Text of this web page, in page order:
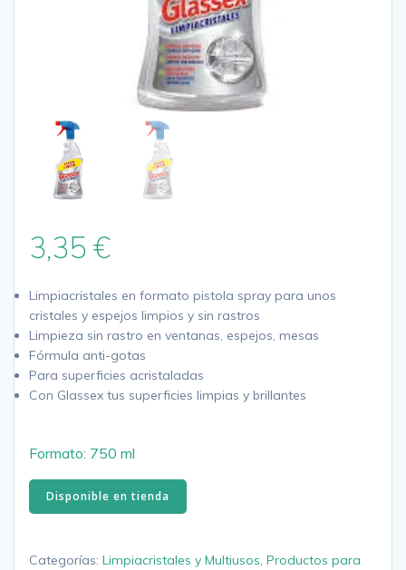
3,35 €
Limpiacristales en formato pistola spray para unos
cristales y espejos limpios y sin rastros
Limpieza sin rastro en ventanas, espejos, mesas
Fórmula anti-gotas
Para superficies acristaladas
Con Glassex tus superficies limpias y brillantes
Formato: 750 ml
Disponible en tienda
Categorías: Limpiacristales y Multiusos, Productos para